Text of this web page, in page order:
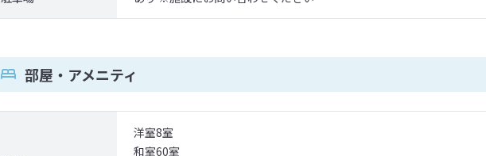
部屋・アメニティ
洋室8室
和室60室